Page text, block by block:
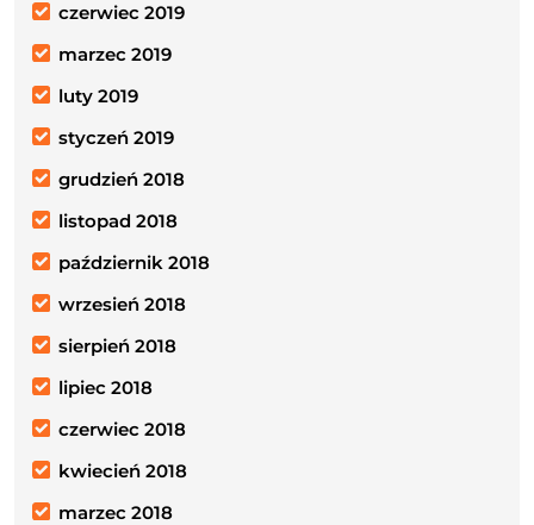
czerwiec 2019
marzec 2019
luty 2019
styczeń 2019
grudzień 2018
listopad 2018
październik 2018
wrzesień 2018
sierpień 2018
lipiec 2018
czerwiec 2018
kwiecień 2018
marzec 2018